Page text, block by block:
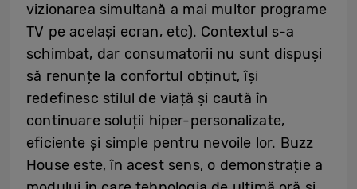
vizionarea simultană a mai multor programe
TV pe același ecran, etc). Contextul s-a
schimbat, dar consumatorii nu sunt dispuși
să renunțe la confortul obținut, își
redefinesc stilul de viață și caută în
continuare soluții hiper-personalizate,
eficiente și simple pentru nevoile lor. Buzz
House este, în acest sens, o demonstrație a